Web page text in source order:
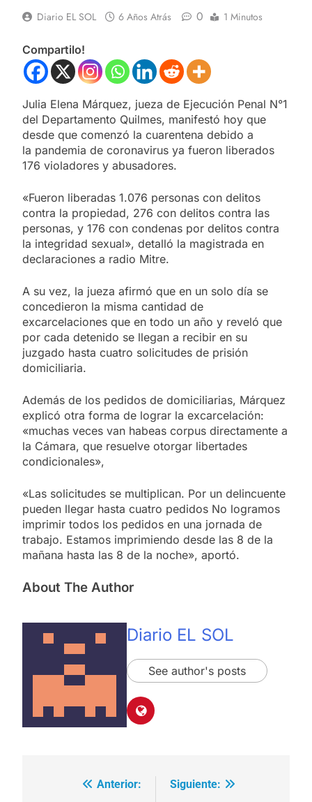
Diario EL SOL 6 Años Atrás 0 1 Minutos
Compartilo!
Julia Elena Márquez, jueza de Ejecución Penal N°1
del Departamento Quilmes, manifestó hoy que
desde que comenzó la cuarentena debido a
la pandemia de coronavirus ya fueron liberados
176 violadores y abusadores.
«Fueron liberadas 1.076 personas con delitos
contra la propiedad, 276 con delitos contra las
personas, y 176 con condenas por delitos contra
la integridad sexual», detalló la magistrada en
declaraciones a radio Mitre.
A su vez, la jueza afirmó que en un solo día se
concedieron la misma cantidad de
excarcelaciones que en todo un año y reveló que
por cada detenido se llegan a recibir en su
juzgado hasta cuatro solicitudes de prisión
domiciliaria.
Además de los pedidos de domiciliarias, Márquez
explicó otra forma de lograr la excarcelación:
«muchas veces van habeas corpus directamente a
la Cámara, que resuelve otorgar libertades
condicionales»,
«Las solicitudes se multiplican. Por un delincuente
pueden llegar hasta cuatro pedidos No logramos
imprimir todos los pedidos en una jornada de
trabajo. Estamos imprimiendo desde las 8 de la
mañana hasta las 8 de la noche», aportó.
About The Author
Diario EL SOL
See author's posts
Navegación
Anterior:
Siguiente: